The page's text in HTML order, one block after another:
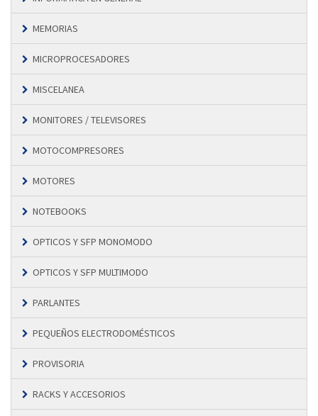
MEMORIAS
MICROPROCESADORES
MISCELANEA
MONITORES / TELEVISORES
MOTOCOMPRESORES
MOTORES
NOTEBOOKS
OPTICOS Y SFP MONOMODO
OPTICOS Y SFP MULTIMODO
PARLANTES
PEQUEÑOS ELECTRODOMÉSTICOS
PROVISORIA
RACKS Y ACCESORIOS